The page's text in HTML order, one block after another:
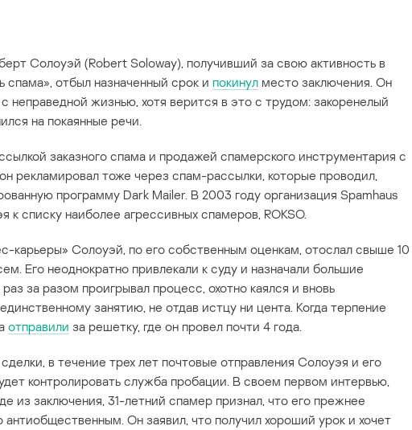
Солоуэй (Robert Soloway), получивший за свою активность в
отбыл назначенный срок и покинул место заключения. Он
с неправедной жизнью, хотя верится в это с трудом: закоренелый
на покаянные речи.
заказного спама и продажей спамерского инструментария с
рекламировал тоже через спам-рассылки, которые проводил,
программу Dark Mailer. В 2003 году организация Spamhaus
списку наиболее агрессивных спамеров, ROKSO.
карьеры» Солоуэй, по его собственным оценкам, отослал свыше 10
Его неоднократно привлекали к суду и назначали большие
за разом проигрывал процесс, охотно каялся и вновь
занятию, не отдав истцу ни цента. Когда терпение
отправили за решетку, где он провел почти 4 года.
в течение трех лет почтовые отправления Солоуэя и его
контролировать служба пробации. В своем первом интервью,
из заключения, 31-летний спамер признал, что его прежнее
Он заявил, что получил хороший урок и хочет